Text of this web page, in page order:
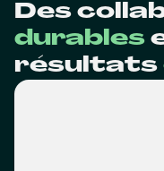
Des
durables
résultats